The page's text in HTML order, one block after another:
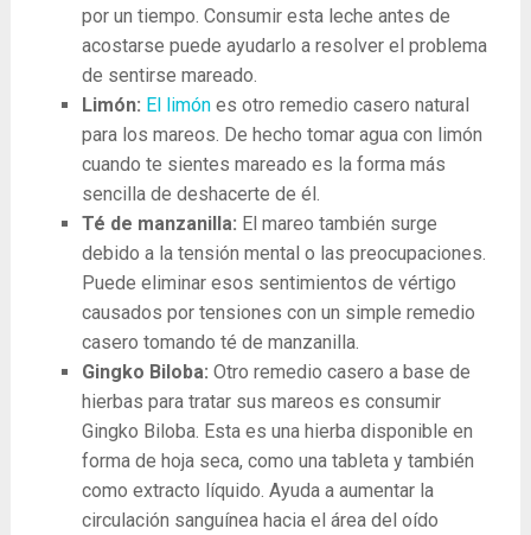
por un tiempo. Consumir esta leche antes de
acostarse puede ayudarlo a resolver el problema
de sentirse mareado.
Limón: El limón es otro remedio casero natural
para los mareos. De hecho tomar agua con limón
cuando te sientes mareado es la forma más
sencilla de deshacerte de él.
Té de manzanilla: El mareo también surge
debido a la tensión mental o las preocupaciones.
Puede eliminar esos sentimientos de vértigo
causados ​​por tensiones con un simple remedio
casero tomando té de manzanilla.
Gingko Biloba: Otro remedio casero a base de
hierbas para tratar sus mareos es consumir
Gingko Biloba. Esta es una hierba disponible en
forma de hoja seca, como una tableta y también
como extracto líquido. Ayuda a aumentar la
circulación sanguínea hacia el área del oído